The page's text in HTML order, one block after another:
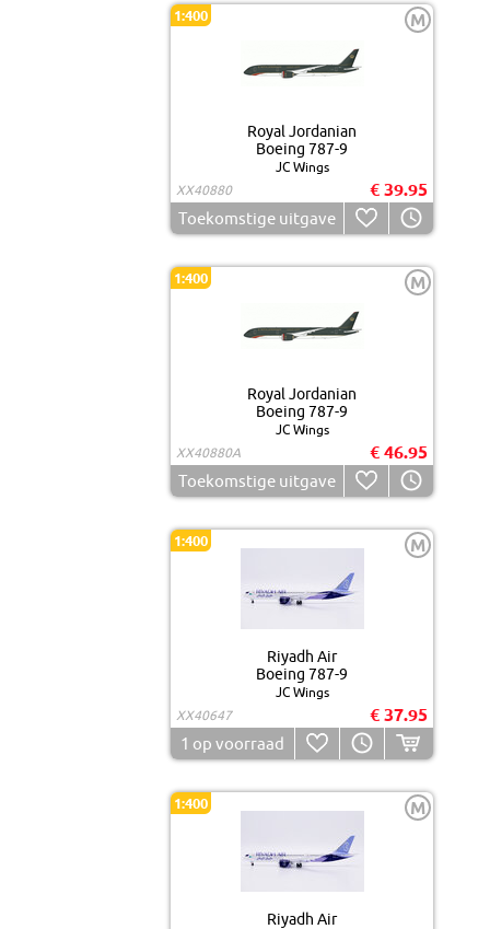
1:400 M
Royal Jordanian
Boeing 787-9
JC Wings
XX40880
€ 39.95
Toekomstige uitgave
1:400 M
Royal Jordanian
Boeing 787-9
JC Wings
XX40880A
€ 46.95
Toekomstige uitgave
1:400 M
Riyadh Air
Boeing 787-9
JC Wings
XX40647
€ 37.95
1 op voorraad
1:400 M
Riyadh Air